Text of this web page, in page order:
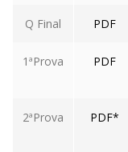
Q Final PDF
1ªProva PDF
2ªProva PDF*